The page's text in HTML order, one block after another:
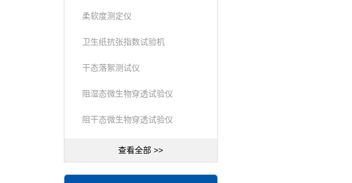
柔软度测定仪
卫生纸抗张指数试验机
干态落絮测试仪
阻湿态微生物穿透试验仪
阻干态微生物穿透试验仪
查看全部 >>